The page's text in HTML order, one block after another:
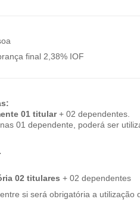
final 2,38% IOF
01 titular+ 02 dependentes.
01 dependente, poderá ser
02 titulares + 02 dependentes
si será obrigatória a utilização